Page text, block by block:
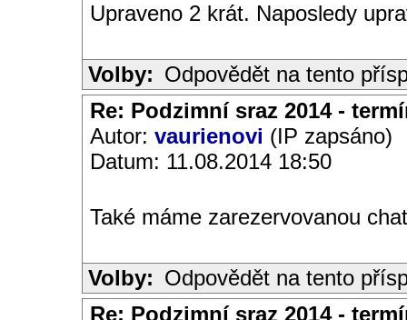
Upraveno 2 krát. Naposledy
Volby: Odpovědět na tento
Re: Podzimní sraz 2014 -
Autor: vaurienovi (IP zapsáno)
Datum: 11.08.2014 18:50
Také máme zarezervovanou
Volby: Odpovědět na tento
Re: Podzimní sraz 2014 -